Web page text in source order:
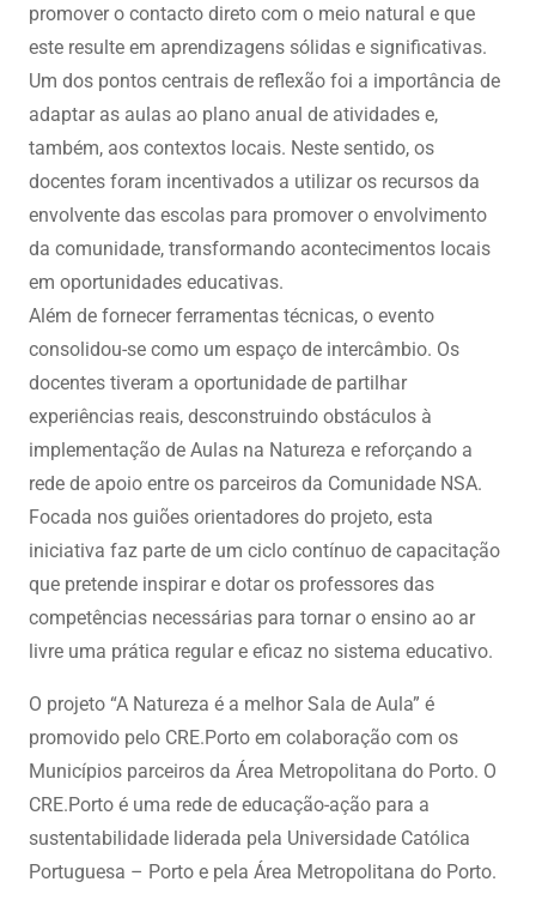
promover o contacto direto com o meio natural e que
este resulte em aprendizagens sólidas e significativas.
Um dos pontos centrais de reflexão foi a importância de
adaptar as aulas ao plano anual de atividades e,
também, aos contextos locais. Neste sentido, os
docentes foram incentivados a utilizar os recursos da
envolvente das escolas para promover o envolvimento
da comunidade, transformando acontecimentos locais
em oportunidades educativas.
Além de fornecer ferramentas técnicas, o evento
consolidou-se como um espaço de intercâmbio. Os
docentes tiveram a oportunidade de partilhar
experiências reais, desconstruindo obstáculos à
implementação de Aulas na Natureza e reforçando a
rede de apoio entre os parceiros da Comunidade NSA.
Focada nos guiões orientadores do projeto, esta
iniciativa faz parte de um ciclo contínuo de capacitação
que pretende inspirar e dotar os professores das
competências necessárias para tornar o ensino ao ar
livre uma prática regular e eficaz no sistema educativo.
O projeto “A Natureza é a melhor Sala de Aula” é
promovido pelo CRE.Porto em colaboração com os
Municípios parceiros da Área Metropolitana do Porto. O
CRE.Porto é uma rede de educação-ação para a
sustentabilidade liderada pela Universidade Católica
Portuguesa – Porto e pela Área Metropolitana do Porto.